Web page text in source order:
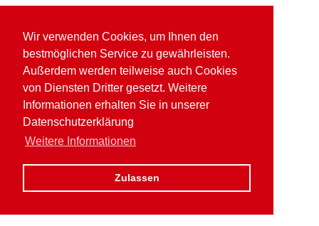
Wir verwenden Cookies, um Ihnen den
bestmöglichen Service zu gewährleisten.
Außerdem werden teilweise auch Cookies
von Diensten Dritter gesetzt. Weitere
Informationen erhalten Sie in unserer
Datenschutzerklärung
Weitere Informationen
Zulassen